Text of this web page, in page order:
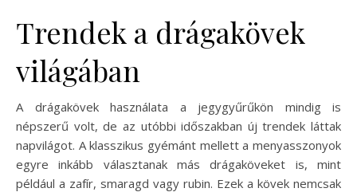
Trendek a drágakövek
világában
A drágakövek használata a jegygyűrűkön mindig is
népszerű volt, de az utóbbi időszakban új trendek láttak
napvilágot. A klasszikus gyémánt mellett a menyasszonyok
egyre inkább választanak más drágaköveket is, mint
például a zafír, smaragd vagy rubin. Ezek a kövek nemcsak